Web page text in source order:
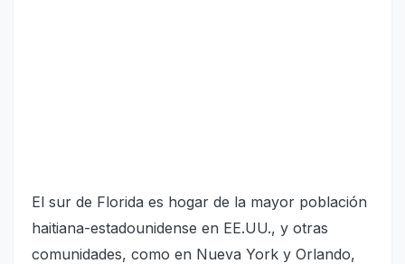
El sur de Florida es hogar de la mayor población
haitiana-estadounidense en EE.UU., y otras
comunidades, como en Nueva York y Orlando,